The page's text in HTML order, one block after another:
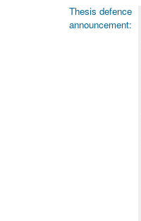
Thesis defence
announcement: